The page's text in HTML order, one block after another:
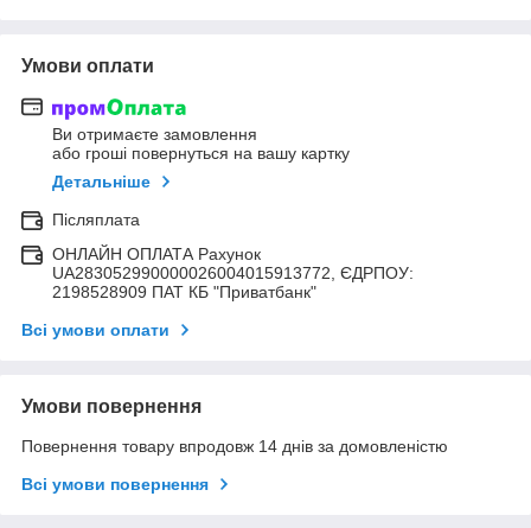
Умови оплати
Ви отримаєте замовлення
або гроші повернуться на вашу картку
Детальніше
Післяплата
ОНЛАЙН ОПЛАТА Рахунок
UA283052990000026004015913772, ЄДРПОУ:
2198528909 ПАТ КБ "Приватбанк"
Всі умови оплати
Умови повернення
Повернення товару впродовж 14 днів за домовленістю
Всі умови повернення